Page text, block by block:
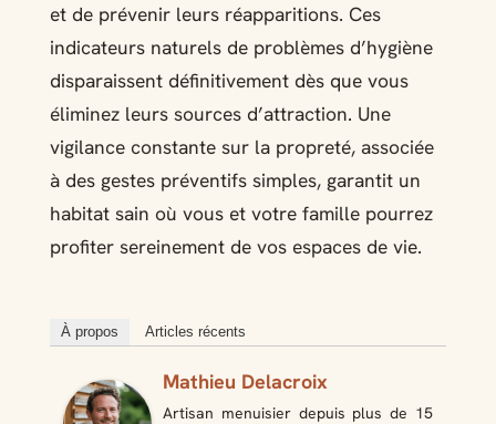
et de prévenir leurs réapparitions. Ces
indicateurs naturels de problèmes d’hygiène
disparaissent définitivement dès que vous
éliminez leurs sources d’attraction. Une
vigilance constante sur la propreté, associée
à des gestes préventifs simples, garantit un
habitat sain où vous et votre famille pourrez
profiter sereinement de vos espaces de vie.
À propos Articles récents
Mathieu Delacroix
Artisan menuisier depuis plus de 15